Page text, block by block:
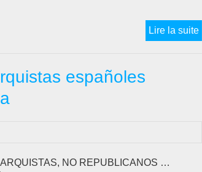
Lire la suite
le
españoles
NO REPUBLICANOS …